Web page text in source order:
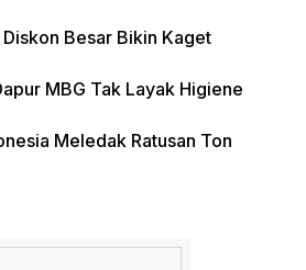
Besar Bikin Kaget
MBG Tak Layak Higiene
Meledak Ratusan Ton